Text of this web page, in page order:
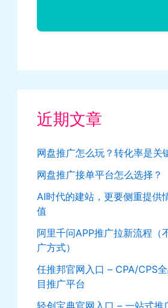
近期文章
网盘推广怎么玩？转化率是关
网盘推广接单平台怎么选择？
AI时代的建站，更要侧重提供
值
阿里千问APP推广拉新流程（
广方式）
任推邦官网入口 – CPA/CPS
目推广平台